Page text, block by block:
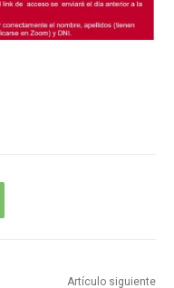
Artículo siguiente